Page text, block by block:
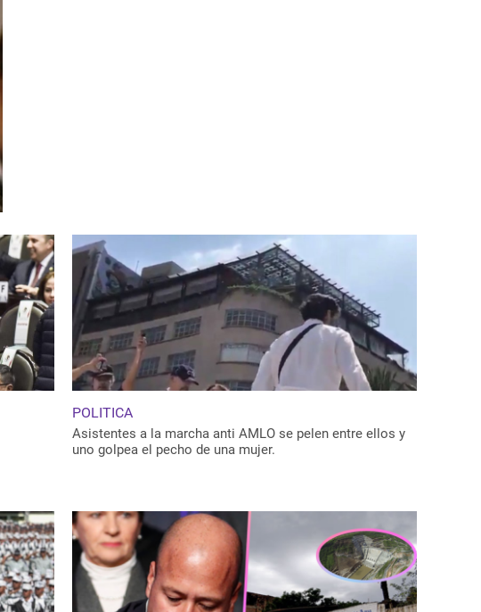
POLITICA
Asistentes a la marcha anti AMLO se pelen entre ellos y
uno golpea el pecho de una mujer.